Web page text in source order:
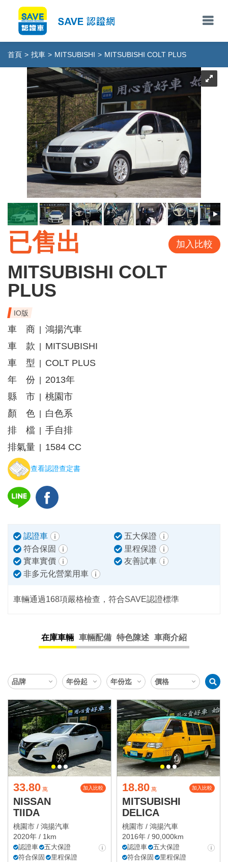
首頁 > 找車 > MITSUBISHI > MITSUBISHI COLT PLUS
已售出 加入比較
MITSUBISHI COLT
PLUS
IO版
車 商
鴻揚汽車
車 款
MITSUBISHI
車 型
COLT PLUS
年 份
2013年
縣 市
桃園市
顏 色
白色系
排 檔
手自排
排氣量
1584 CC
查看認證查定書
認證車
五大保證
符合保固
里程保證
實車實價
友善試車
非多元化營業用車
車輛通過168項嚴格檢查，符合SAVE認證標準
在庫車輛 車輛配備 特色陳述 車商介紹
33.80 萬 加入比較
NISSAN
TIIDA
桃園市 / 鴻揚汽車
2020年 / 1km
認證車
五大保證
符合保固
里程保證
18.80 萬 加入比較
MITSUBISHI
DELICA
桃園市 / 鴻揚汽車
2016年 / 90,000km
認證車
五大保證
符合保固
里程保證